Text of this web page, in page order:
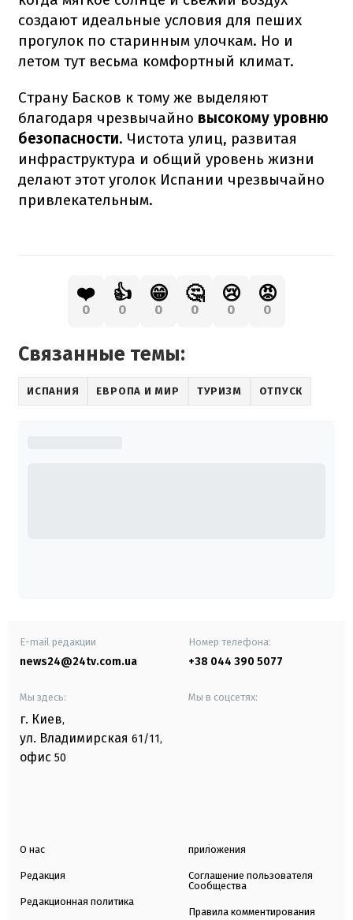
создают идеальные условия для пеших
прогулок по старинным улочкам. Но и
летом тут весьма комфортный климат.
Страну Басков к тому же выделяют
благодаря чрезвычайно высокому уровню
безопасности. Чистота улиц, развитая
инфраструктура и общий уровень жизни
делают этот уголок Испании чрезвычайно
привлекательным.
❤️
0
👍
0
😁
0
🤔
0
😢
0
😡
0
Связанные темы:
ИСПАНИЯ ЕВРОПА И МИР ТУРИЗМ ОТПУСК
E-mail редакции
news24@24tv.com.ua
Номер телефона:
+38 044 390 5077
Мы здесь:
г. Киев,
ул. Владимирская 61/11,
офис 50
Мы в соцсетях:
О нас
Редакция
Редакционная политика
приложения
Соглашение пользователя
Сообщества
Правила комментирования